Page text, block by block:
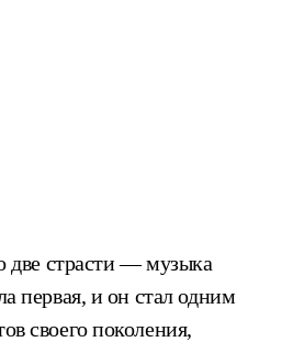
две страсти — музыка
первая, и он стал одним
своего поколения,